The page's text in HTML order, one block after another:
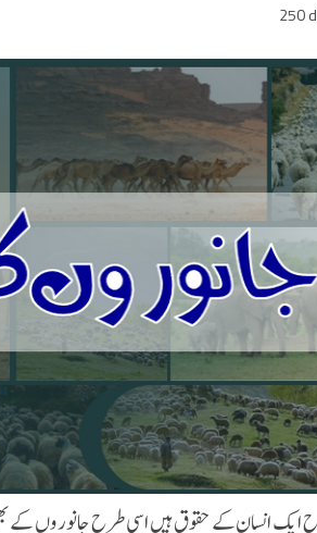
250
انسان کے حقوق ہیں اسی طرح جانوروں کے